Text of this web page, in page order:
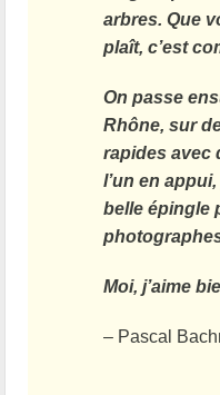
arbres. Que
plaît, c’est
On passe
Rhône, sur
rapides avec
l’un en
belle épingle
Moi, j’aime
– Pascal